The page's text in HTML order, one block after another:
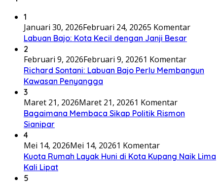
1
Januari 30, 2026Februari 24, 20265 Komentar
Labuan Bajo: Kota Kecil dengan Janji Besar
2
Februari 9, 2026Februari 9, 20261 Komentar
Richard Sontani: Labuan Bajo Perlu Membangun
Kawasan Penyangga
3
Maret 21, 2026Maret 21, 20261 Komentar
Bagaimana Membaca Sikap Politik Rismon
Sianipar
4
Mei 14, 2026Mei 14, 20261 Komentar
Kuota Rumah Layak Huni di Kota Kupang Naik Lima
Kali Lipat
5